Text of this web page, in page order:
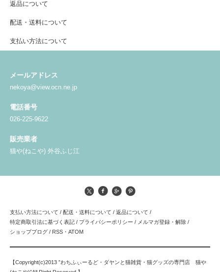
返品について
配送・送料について
支払い方法について
メールアドレス
nekoya@view.ocn.ne.jp
電話番号
026-225-9622
販売業者
猫や(ねこや) 外谷ふじ江
支払い方法について / 配送・送料について / 返品について /
特定商取引法に基づく表記 / プライバシーポリシー / メルマガ登録・解除 /
ショップブログ / RSS ・ ATOM
【Copyright(c)2013 ”わちふぃーるど・ダヤンと猫雑貨・猫グッズの専門店 猫や